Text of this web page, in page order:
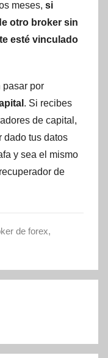
meses, si
otro broker sin
esté vinculado
pasar por
. Si recibes
de capital,
dado tus datos
y sea el mismo
de
de forex,